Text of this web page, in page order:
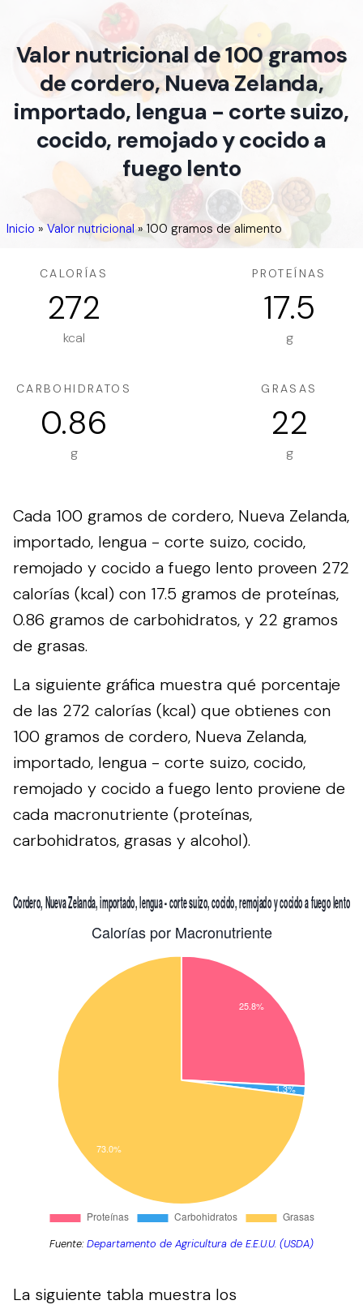
Valor nutricional de 100 gramos
de cordero, Nueva Zelanda,
importado, lengua - corte suizo,
cocido, remojado y cocido a
fuego lento
Inicio » Valor nutricional»100 gramos de alimento
CALORÍAS
272
kcal
PROTEÍNAS
17.5
g
CARBOHIDRATOS
0.86
g
GRASAS
22
g
Cada 100 gramos de cordero, Nueva Zelanda,
importado, lengua - corte suizo, cocido,
remojado y cocido a fuego lento proveen 272
calorías (kcal) con 17.5 gramos de proteínas,
0.86 gramos de carbohidratos, y 22 gramos
de grasas.
La siguiente gráfica muestra qué porcentaje
de las 272 calorías (kcal) que obtienes con
100 gramos de cordero, Nueva Zelanda,
importado, lengua - corte suizo, cocido,
remojado y cocido a fuego lento proviene de
cada macronutriente (proteínas,
carbohidratos, grasas y alcohol).
Fuente:Departamento de Agricultura de E.E.U.U. (USDA)
La siguiente tabla muestra los